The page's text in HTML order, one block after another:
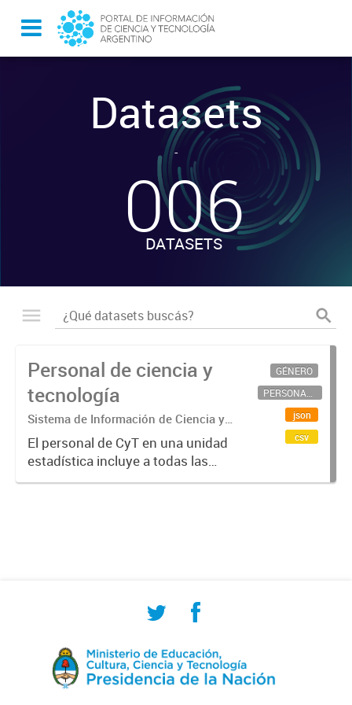
Datasets
-
006
DATASETS
Personal de ciencia y
tecnología
Sistema de Información de Ciencia y
Tecnología Argentino (SICYTAR)
El personal de CyT en una unidad
estadística incluye a todas las
personas involucradas
GÉNERO
PERSONAL CIENTÍFICO-TECNOLÓGICO
json
csv